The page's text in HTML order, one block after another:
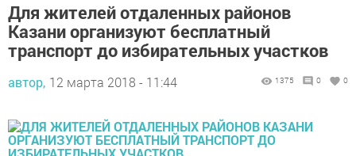
Для жителей отдаленных районов
Казани организуют бесплатный
транспорт до избирательных участков
автор, 12 марта 2018 - 11:44 1375 0 0